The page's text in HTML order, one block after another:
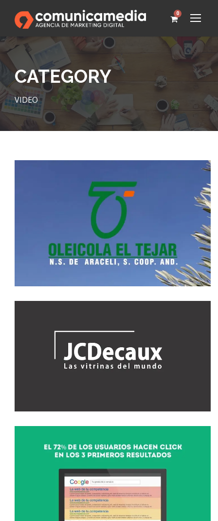
0
CATEGORY
VIDEO
VÍDEO CORPORATIVO OLEÍCOLA EL
TEJAR
video corporativo
VÍDEO SPOT LAS VITRINAS DEL MUNDO
JCDECAUX
VÍDEO ANIMADO SERVICIO
POSICIONAMIENTO SEO
video animado